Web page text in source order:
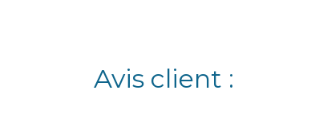
Avis client :